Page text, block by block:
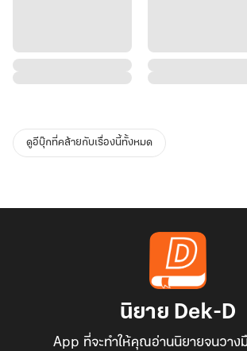
ดูอีบุ๊กที่คล้ายกับเรื่องนี้ทั้งหมด
นิยาย Dek-D
App ที่จะทำให้คุณอ่านนิยายจนวาง